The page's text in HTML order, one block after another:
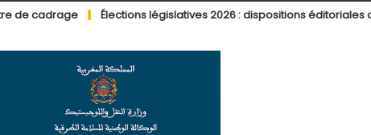
Élections législatives 2026 : dispositions éditoriales applicables aux